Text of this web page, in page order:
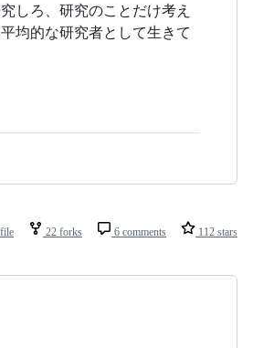
しろ、研究のことだけ考え
均的な研究者として生きて
22 forks 6 comments 112 stars